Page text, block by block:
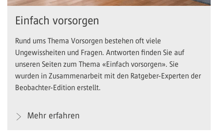
Einfach vorsorgen
Rund ums Thema Vorsorgen bestehen oft viele
Ungewissheiten und Fragen. Antworten finden Sie auf
unseren Seiten zum Thema «Einfach vorsorgen». Sie
wurden in Zusammenarbeit mit den Ratgeber-Experten der
Beobachter-Edition erstellt.
Mehr erfahren